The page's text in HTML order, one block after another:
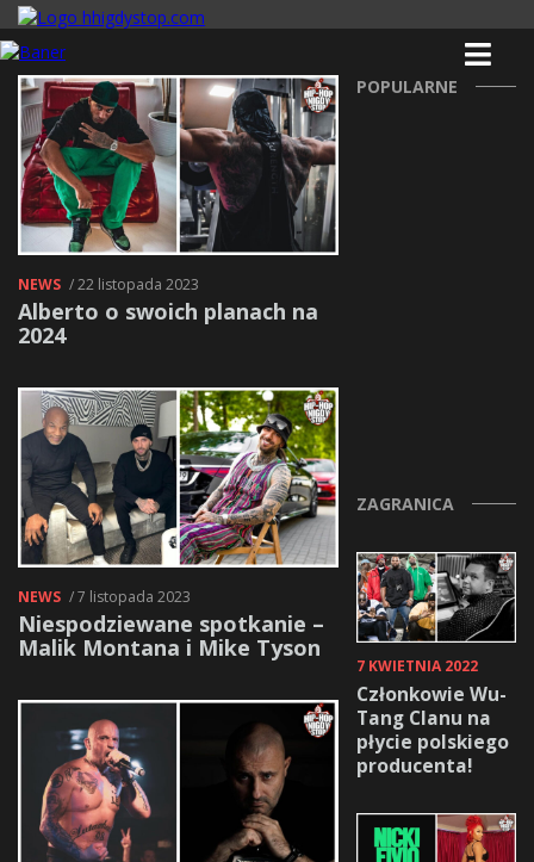
NEWS / 22 listopada 2023
Alberto o swoich planach na
2024
NEWS / 7 listopada 2023
Niespodziewane spotkanie –
Malik Montana i Mike Tyson
POPULARNE
ZAGRANICA
7 KWIETNIA 2022
Członkowie Wu-
Tang Clanu na
płycie polskiego
producenta!